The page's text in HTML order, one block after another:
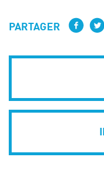
PARTAGER